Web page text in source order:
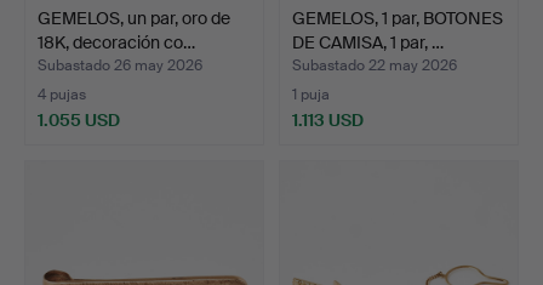
GEMELOS, un par, oro de
18K, decoración co…
Subastado 26 may 2026
4 pujas
1.055 USD
GEMELOS, 1 par, BOTONES
DE CAMISA, 1 par, …
Subastado 22 may 2026
1 puja
1.113 USD